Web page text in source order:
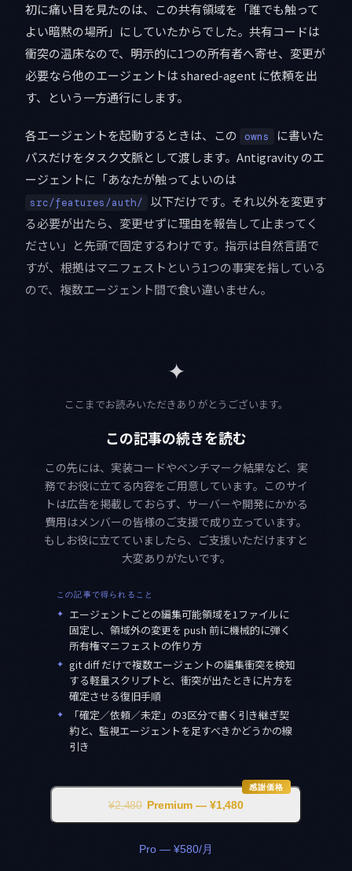
初に痛い目を見たのは、この共有領域を「誰でも触って
よい暗黙の場所」にしていたからでした。共有コードは
衝突の温床なので、明示的に1つの所有者へ寄せ、変更が
必要なら他のエージェントは shared-agent に依頼を出
す、という一方通行にします。
各エージェントを起動するときは、この owns
に書いた
パスだけをタスク文脈として渡します。Antigravity のエ
ージェントに「あなたが触ってよいのは
src/features/auth/
以下だけです。それ以外を変更す
る必要が出たら、変更せずに理由を報告して止まってく
ださい」と先頭で固定するわけです。指示は自然言語で
すが、根拠はマニフェストという1つの事実を指している
ので、複数エージェント間で食い違いません。
✦
ここまでお読みいただきありがとうございます。
この記事の続きを読む
この先には、実装コードやベンチマーク結果など、実
務でお役に立てる内容をご用意しています。このサイ
トは広告を掲載しておらず、サーバーや開発にかかる
費用はメンバーの皆様のご支援で成り立っています。
もしお役に立てていましたら、ご支援いただけますと
大変ありがたいです。
この記事で得られること
✦ エージェントごとの編集可能領域を1ファイルに
固定し、領域外の変更を push 前に機械的に弾く
所有権マニフェストの作り方
✦ git diff だけで複数エージェントの編集衝突を検知
する軽量スクリプトと、衝突が出たときに片方を
確定させる復旧手順
✦
「確定／依頼／未定」の3区分で書く引き継ぎ契
約と、監視エージェントを足すべきかどうかの線
引き
感謝価格
¥2,480 Premium — ¥1,480
Pro — ¥580/月